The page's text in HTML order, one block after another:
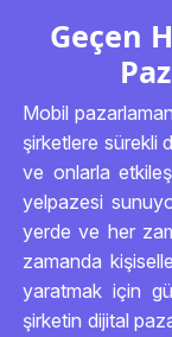
Geçen
Mobil
şirketlere sürekli
ve onlarla
yelpazesi
yerde ve her
zamanda
yaratmak için
şirketin dijital